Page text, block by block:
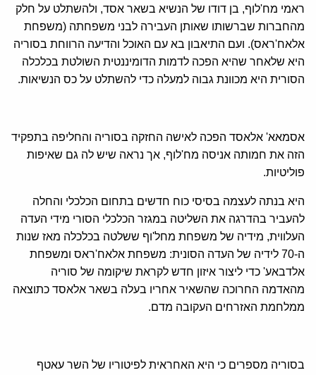
ראמי מח'לוף, בן דודו של הנשיא בשאר אסד, ולהשתלט על חלק
מהחברות שברשותו שאותן העבירה לבני משפחתה (משפחת
אלאח'ראס). ועם התיאבון בא עם האוכל והדיעה הרווחת בסוריה
היא שלאחר שהיא הפכה לדמות הדומיננטית השולטת בכלכלה
הסורית היא מכוונת גבוה למעלה כדי להשתלט על כס הנשיאות.
אסמאא' אלאסד הפכה לאישה החזקה בסוריה והחליפה בתפקיד
הזה את חמותה אניסה מח'לוף, אך נראה שיש לה גם שאיפות
פוליטיות.
היא בנתה לעצמה בסיסי כוח חדשים בתחום הכלכלי והחלה
להעביר בהדרגה את השליטה במגזר הכלכלי הסורי מידי העדה
העלווית, מידיה של משפחת מחל'וף ששלטה בכלכלה מאז שנות
ה-70 לידיה של העדה הסונית: משפחת אלאח'ראס ומשפחת
אלדבאע' כדי ליצור איזון חדש לקראת שיקומה של סוריה
מהאדמה החרוכה שהשאיר אחריו בעלה בשאר אלאסד כתוצאה
ממלחמת האזרחים העקובה מדם.
בסוריה מספרים כי היא האחראית לפיטוריו של השר עאטף